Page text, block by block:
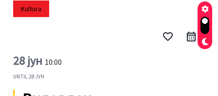
Kultura
favorite_border
28 јун 10:00
UNTIL28 ЈУН